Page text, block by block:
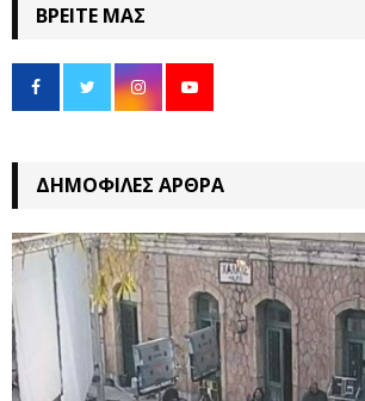
ΒΡΕΊΤΕ ΜΑΣ
ΔΗΜΟΦΙΛΈΣ ΆΡΘΡΑ